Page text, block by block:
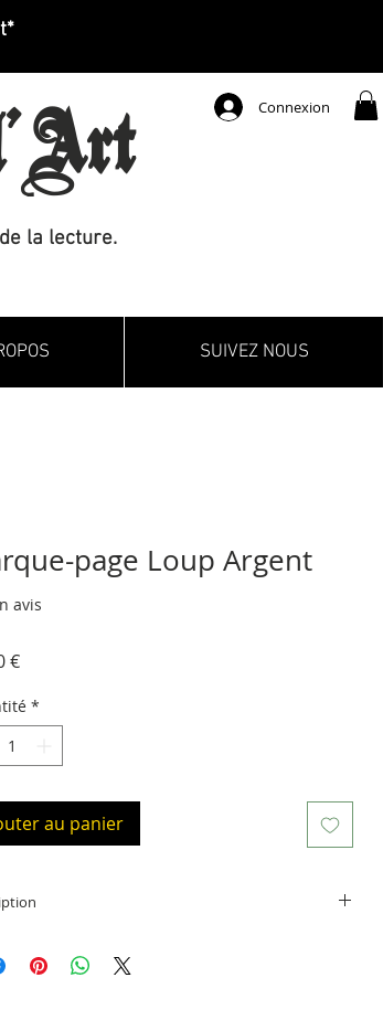
Connexion
la lecture.
SUIVEZ NOUS
page Loup Argent
avis
€Prix
*
au panier
de long (placé à l'intérieur du livre), le motif